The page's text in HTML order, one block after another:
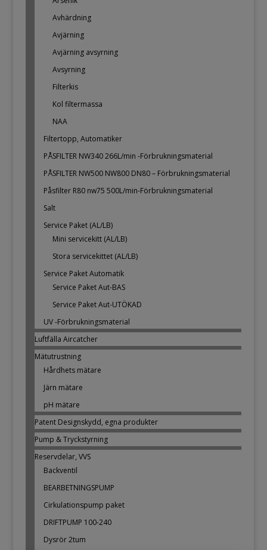
Avhärdning
Avjärning
Avjärning avsyrning
Avsyrning
Filterkis
Kol filtermassa
NAA
Filtertopp, Automatiker
PÅSFILTER NW340 266L/min -Förbrukningsmaterial
PÅSFILTER NW500 NW800 DN80 – Förbrukningsmaterial
Påsfilter R80 nw75 500L/min-Förbrukningsmaterial
Salt
Service Paket (AL/LB)
Mini servicekitt (AL/LB)
Stora servicekittet (AL/LB)
Service Paket Automatik
Service Paket Aut-BAS
Service Paket Aut-UTÖKAD
UV -Förbrukningsmaterial
Luftfälla Aircatcher
Mätutrustning
Hårdhets mätare
Järn mätare
pH mätare
Patent Designskydd, egna produkter
Pump & Tryckstyrning
Reservdelar, VVS
Backventil
BEARBETNINGSPUMP
Cirkulationspump paket
DRIFTPUMP 100-240
Dysrör 2tum